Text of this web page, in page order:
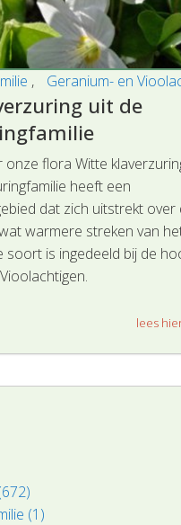
Geranium- en
uit de
onze flora Witte
heeft een
dat zich uitstrekt over
warmere streken van
soort is ingedeeld bij de
lees
(1)